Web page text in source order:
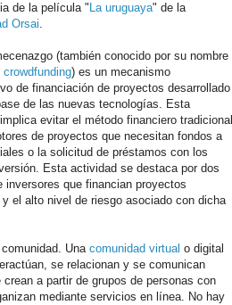
de la película " La uruguaya" de la
Orsai.
(también conocido por su nombre
crowdfunding) es un mecanismo
de financiación de proyectos desarrollado
de las nuevas tecnologías. Esta
evitar el método financiero tradicional
de proyectos que necesitan fondos a
o la solicitud de préstamos con los
Esta actividad se destaca por dos
que financian proyectos
el alto nivel de riesgo asociado con dicha
Unacomunidad virtual o digital
se relacionan y se comunican
a partir de grupos de personas con
mediante servicios en línea. No hay